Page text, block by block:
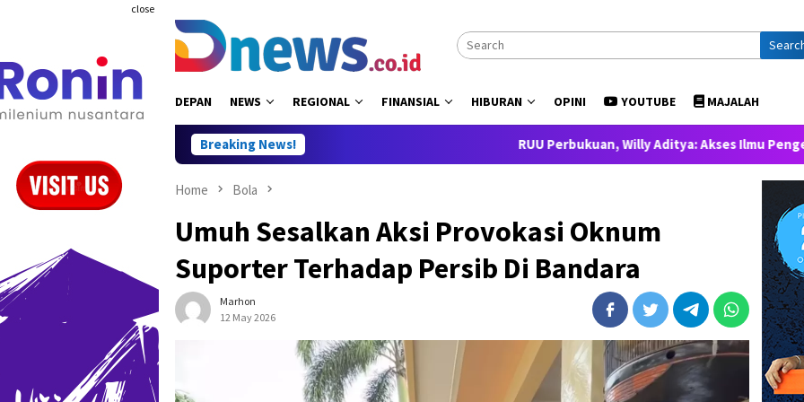
close
DEPAN NEWS REGIONAL FINANSIAL HIBURAN OPINI YOUTUBE MAJALAH
Breaking News! RUU Perbukuan, Willy Aditya: Akses Ilmu Pengetahuan adalah
Home Bola
Umuh Sesalkan Aksi Provokasi Oknum
Suporter Terhadap Persib Di Bandara
Marhon
12 May 2026